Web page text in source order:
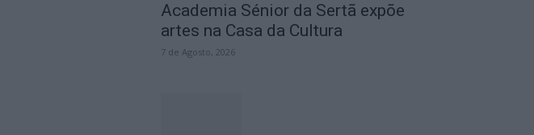
Academia Sénior da Sertã expõe
artes na Casa da Cultura
7 de Agosto, 2026